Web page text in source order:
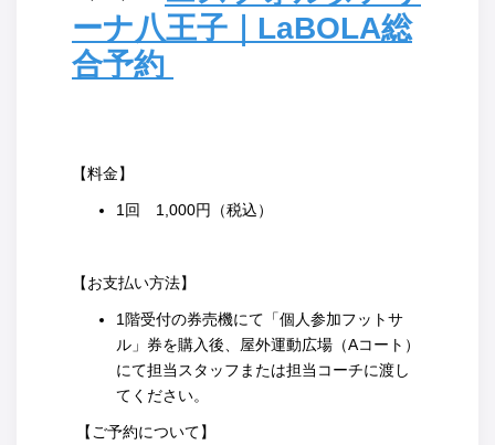
ーナ八王子｜LaBOLA総
合予約
【料金】
1回 1,000円（税込）
【お支払い方法】
1階受付の券売機にて「個人参加フットサ
ル」券を購入後、屋外運動広場（Aコート）
にて担当スタッフまたは担当コーチに渡し
てください。
【ご予約について】